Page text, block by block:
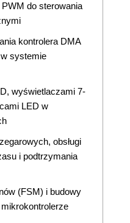
PWM do sterowania
kontrolera DMA
systemie
wyświetlaczami 7-
LED w
obsługi
i podtrzymania
(FSM) i budowy